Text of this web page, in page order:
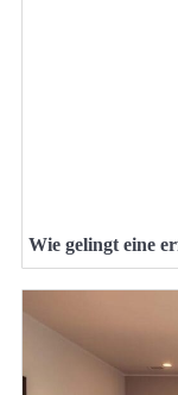
Wie gelingt eine